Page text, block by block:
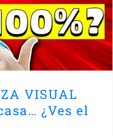
VISUAL
¿Ves el